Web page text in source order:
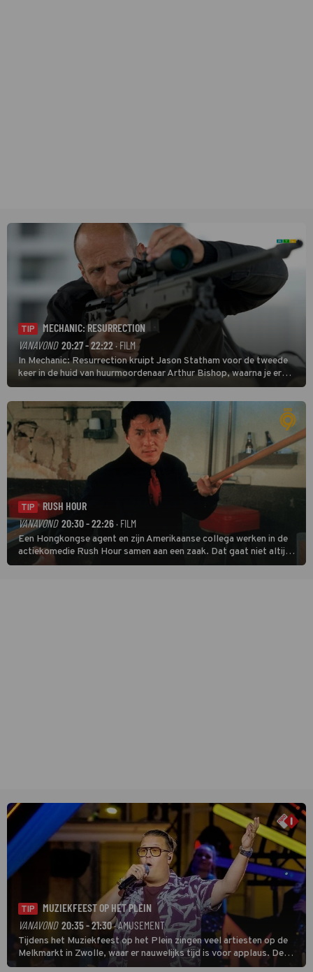
TIP
MECHANIC: RESURRECTION
VANAVOND 20:27 - 22:22· FILM
In Mechanic: Resurrection kruipt Jason Statham voor de tweede
keer in de huid van huurmoordenaar Arthur Bishop, waarna je er
donder op kunt zeggen dat er van Bishops geplande pensioen niet
veel terechtkomt.
TIP
RUSH HOUR
VANAVOND 20:30 - 22:26 · FILM
Een Hongkongse agent en zijn Amerikaanse collega werken in de
actiekomedie Rush Hour samen aan een zaak. Dat gaat niet altijd
van een leien dakje.
TIP
MUZIEKFEEST OP HET PLEIN
VANAVOND 20:35 - 21:30· AMUSEMENT
Tijdens het Muziekfeest op het Plein zingen veel artiesten op de
Melkmarkt in Zwolle, waar er nauwelijks tijd is voor applaus. De
grootste namen zijn André Hazes, Jannes, René Froger en